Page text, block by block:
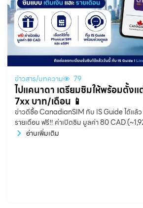
ข่าวสาร/บทความ 79
ไปแคนาดา เตรียมซิมให้พร้อมตั้ง
7xx บาท/เดือน 📱
ข่าวดีซื้อ CanadianSIM กับ IS Guide ได้แล้
รายเดือน ฟรี‼️ ค่าเปิดซิม มูลค่า 80 CAD
อ่านเพิ่มเติม